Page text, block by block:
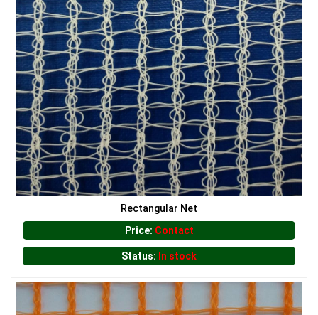
LƯỚI HÀNG RÀO HÌNH VUÔNG
LƯỚI NUÔI TRỒNG HẢI SẢN
Rectangular Net
Price: Contact
Status: In stock